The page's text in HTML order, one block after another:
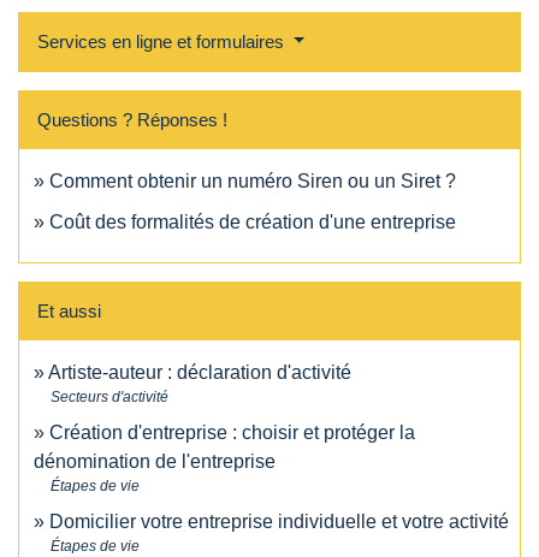
Services en ligne et formulaires
Questions ? Réponses !
Comment obtenir un numéro Siren ou un Siret ?
Coût des formalités de création d'une entreprise
Et aussi
Artiste-auteur : déclaration d'activité
Secteurs d'activité
Création d'entreprise : choisir et protéger la
dénomination de l'entreprise
Étapes de vie
Domicilier votre entreprise individuelle et votre activité
Étapes de vie